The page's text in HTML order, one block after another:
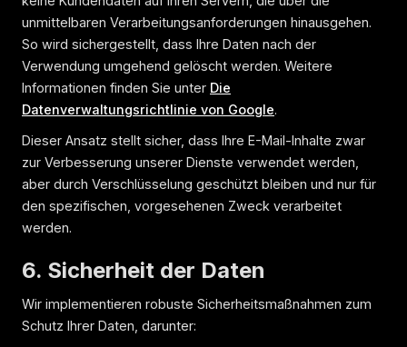
unmittelbaren Verarbeitungsanforderungen hinausgehen.
So wird sichergestellt, dass Ihre Daten nach der
Verwendung umgehend gelöscht werden. Weitere
Informationen finden Sie unter Die
Datenverwaltungsrichtlinie von Google.
Dieser Ansatz stellt sicher, dass Ihre E-Mail-Inhalte zwar
zur Verbesserung unserer Dienste verwendet werden,
aber durch Verschlüsselung geschützt bleiben und nur für
den spezifischen, vorgesehenen Zweck verarbeitet
werden.
6. Sicherheit der Daten
Wir implementieren robuste Sicherheitsmaßnahmen zum
Schutz Ihrer Daten, darunter: